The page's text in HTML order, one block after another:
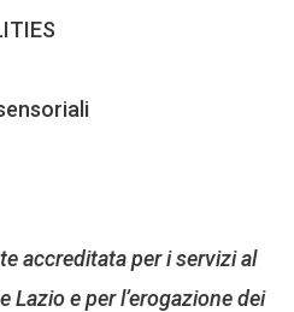
accreditata per i servizi al
Lazio e per l’erogazione dei